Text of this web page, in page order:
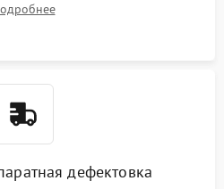
с кристаллов чипов.
дефектовка